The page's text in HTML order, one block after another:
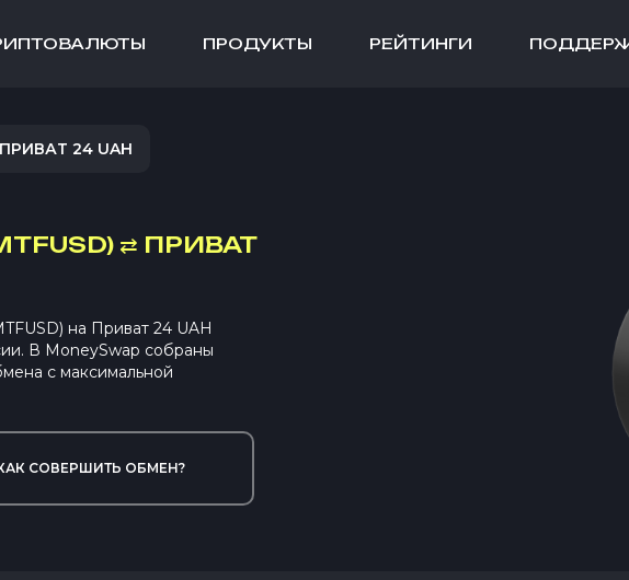
ПРОДУКТЫ РЕЙТИНГИ
ПРИВАТ 24 UAH
⇄ ПРИВАТ
на Приват 24 UAH
В MoneySwap собраны
с максимальной
СОВЕРШИТЬ ОБМЕН?